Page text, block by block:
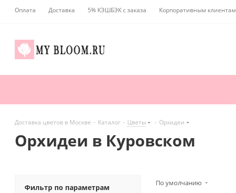
Оплата Доставка 5% КЭШБЭК с заказа Корпоративным клиентам
Доставка цветов в Москве - Каталог - Цветы - Орхидеи
Орхидеи в Куровском
По умолчанию
Фильтр по параметрам